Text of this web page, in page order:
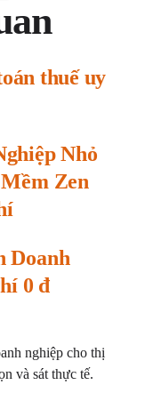
thuế uy
Nhỏ
Zen
Doanh
0 đ
nghiệp cho thị
và sát thực tế.